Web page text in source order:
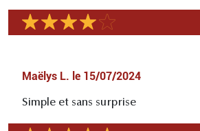
Maëlys L. le 15/07/2024
Simple et sans surprise